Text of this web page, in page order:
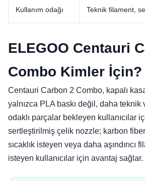
Kullanım odağı Teknik filament,
ELEGOO Centauri
Combo Kimler İçin?
Centauri Carbon 2 Combo, kapalı
yalnızca PLA baskı değil, daha
odaklı parçalar bekleyen kullanıcılar
sertleştirilmiş çelik nozzle; karbon fiber
sıcaklık isteyen veya daha aşındırıcı
isteyen kullanıcılar için avantaj sağlar.